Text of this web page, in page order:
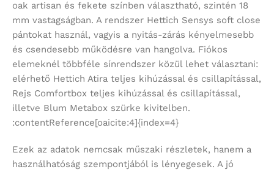
oak artisan és fekete színben választható, szintén 18
mm vastagságban. A rendszer Hettich Sensys soft close
pántokat használ, vagyis a nyitás-zárás kényelmesebb
és csendesebb működésre van hangolva. Fiókos
elemeknél többféle sínrendszer közül lehet választani:
elérhető Hettich Atira teljes kihúzással és csillapítással,
Rejs Comfortbox teljes kihúzással és csillapítással,
illetve Blum Metabox szürke kivitelben.
:contentReference[oaicite:4]{index=4}
Ezek az adatok nemcsak műszaki részletek, hanem a
használhatóság szempontjából is lényegesek. A jó